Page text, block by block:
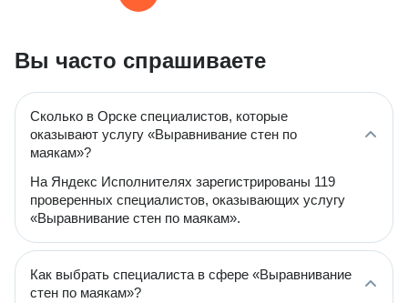
Вы часто спрашиваете
Сколько в Орске специалистов, которые
оказывают услугу «Выравнивание стен по
маякам»?
На Яндекс Исполнителях зарегистрированы 119
проверенных специалистов, оказывающих услугу
«Выравнивание стен по маякам».
Как выбрать специалиста в сфере «Выравнивание
стен по маякам»?